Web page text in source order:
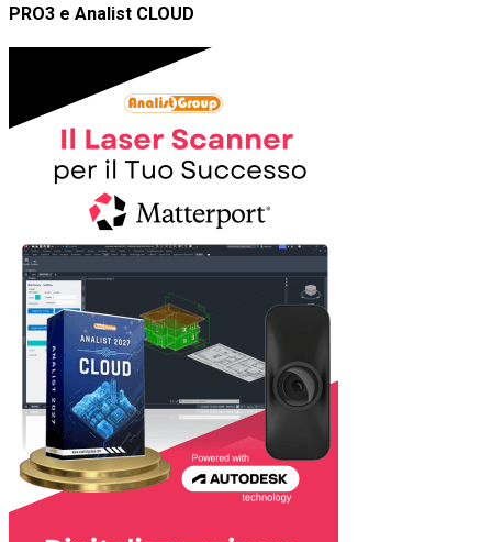
PRO3 e Analist CLOUD